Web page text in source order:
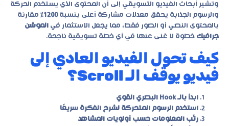
وتشير أبحاث الفيديو التسويقي إلى أن المحتوى الذي يستخدم الحركة
والرسوم الجذابة يحقق معدلات مشاركة أعلى بنسبة1200٪
مقارنة
بالمحتوى النصي أو الصور فقط، مما يجعل الاستثمار في الموشن
جرافيك خطوة لا غنى عنها في أي خطة تسويقية ناجحة.
كيف تحول الفيديو العادي إلى
فيديو يوقف الـ Scroll؟
ابدأ بالـ Hook البصري القوي
استخدم الرسوم المتحركة لشرح الفكرة سريعًا
رتّب المعلومات حسب أولويات المشاهد